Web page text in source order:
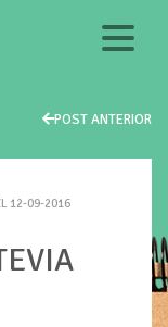
POST ANTERIOR
12-09-2016